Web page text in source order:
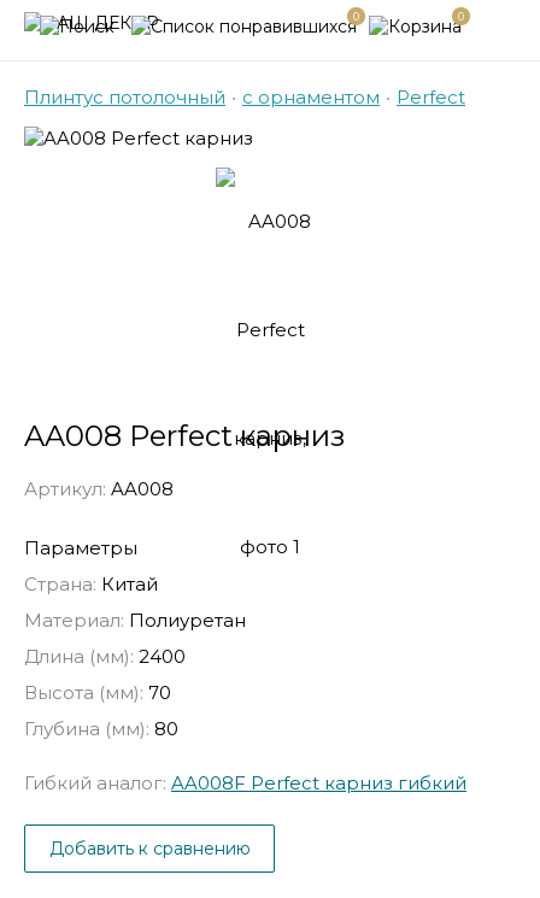
0 0
Плинтус потолочный • с орнаментом • Perfect
AA008 Perfect карниз
Артикул: AA008
Параметры
Страна: Китай
Материал: Полиуретан
Длина (мм): 2400
Высота (мм): 70
Глубина (мм): 80
Гибкий аналог: AA008F Perfect карниз гибкий
Добавить к сравнению